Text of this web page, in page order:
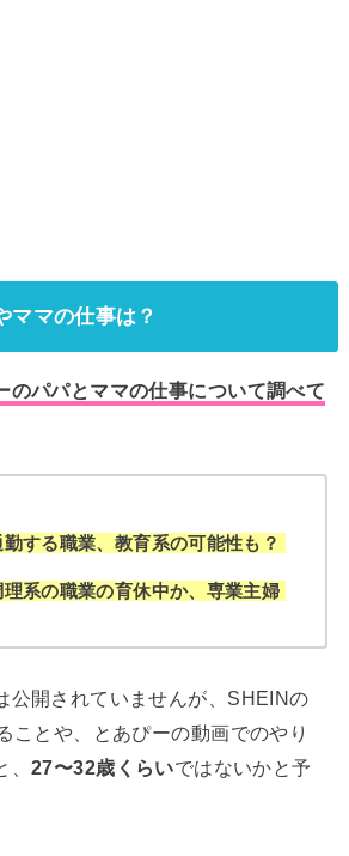
ママの仕事は？
のパパとママの仕事について調べて
する職業、教育系の可能性も？
系の職業の育休中か、専業主婦
公開されていませんが、SHEINの
ことや、とあぴーの動画でのやり
、27〜32歳くらいではないかと予